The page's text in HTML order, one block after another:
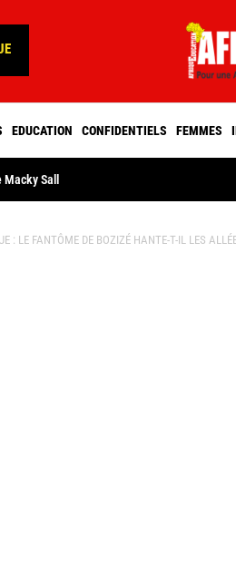
EDUCATION CONFIDENTIELS FEMMES
Sall
: LE FANTÔME DE BOZIZÉ HANTE-T-IL LES